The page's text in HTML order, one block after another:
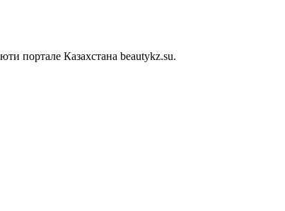
портале Казахстана beautykz.su.